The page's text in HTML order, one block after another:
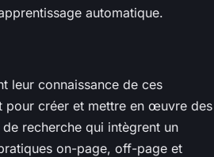
automatique.
leur connaissance de ces
pour créer et mettre en œuvre des
recherche qui intègrent un
on-page, off-page et